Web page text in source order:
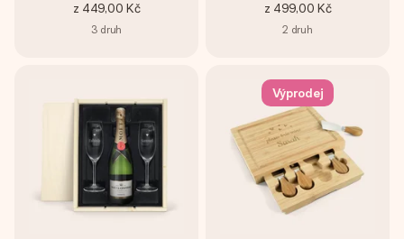
z 449,00 Kč
3 druh
z 499,00 Kč
2 druh
Výprodej